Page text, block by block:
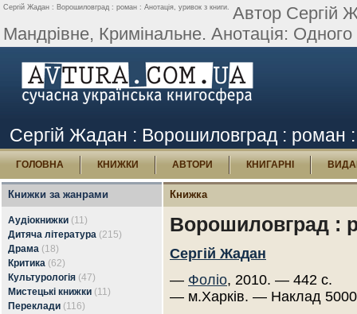
Сергій Жадан : Ворошиловград : роман : Анотація, уривок з книги. Автор Сергій
Мандрівне, Кримінальне. Анотація:
Сергій Жадан : Ворошиловград : роман :
ГОЛОВНА КНИЖКИ АВТОРИ КНИГАРНІ
Книжки за жанрами
Аудіокнижки (11)
Дитяча література (215)
Драма (18)
Критика (62)
Культурологія (47)
Мистецькі книжки (11)
Переклади (116)
Книжка
Ворошиловград :
Сергій Жадан
— Фоліо, 2010. — 442 с.
— м.Харків. — Наклад